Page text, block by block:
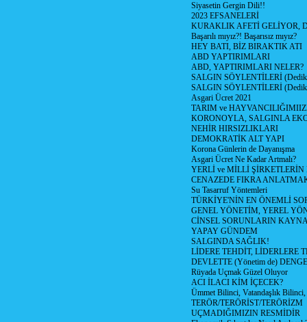
Siyasetin Gergin Dili!!
2023 EFSANELERİ
KURAKLIK AFETİ GELİYOR,
Başarılı mıyız?! Başarısız mıyız?
HEY BATI, BİZ BIRAKTIK ATI
ABD YAPTIRIMLARI
ABD, YAPTIRIMLARI NELER?
SALGIN SÖYLENTİLERİ
SALGIN SÖYLENTİLERİ
Asgari Ücret 2021
TARIM ve
KORONOYLA, SALGINLA
NEHİR HIRSIZLIKLARI
DEMOKRATİK ALT YAPI
Korona Günlerin de Dayanışma
Asgari Ücret Ne Kadar Artmalı?
YERLİ ve MİLLİ
CENAZEDE FIKRA
Su Tasarruf Yöntemleri
TÜRKİYE'NİN EN ÖNEMLİ
GENEL YÖNETİM, YEREL
CİNSEL SORUNLARIN
YAPAY GÜNDEM
SALGINDA SAĞLIK!
LİDERE TEHDİT, LİDERLERE
DEVLETTE (Yönetim de)
Rüyada Uçmak Güzel Oluyor
ACI İLACI KİM İÇECEK?
Ümmet Bilinci, Vatandaşlık
TERÖR/TERÖRİST/TERÖRİZM
UÇMADIĞIMIZIN RESMİDİR